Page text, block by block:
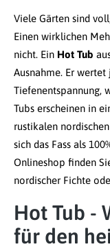
Viele Gärten sind
Einen wirklichen
nicht. Ein Hot Tub
Ausnahme. Er
Tiefenentspannung,
Tubs erscheinen in
rustikalen
sich das Fass als
Onlineshop finden
nordischer Fichte
Hot Tub -
für den